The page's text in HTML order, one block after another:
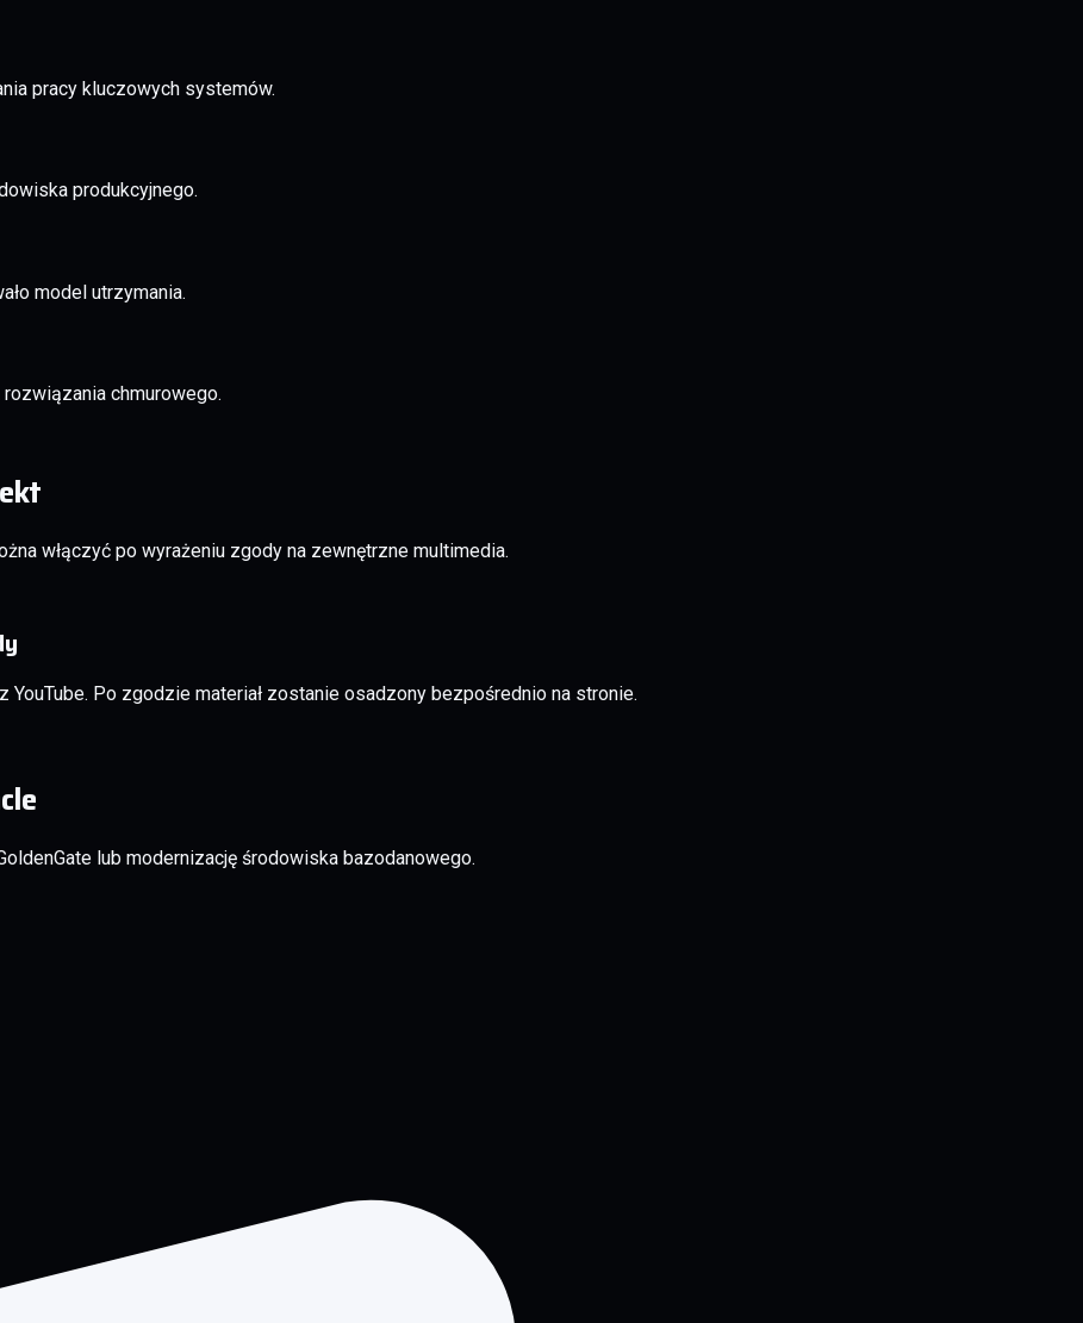
pracy kluczowych systemów.
produkcyjnego.
model utrzymania.
chmurowego.
włączyć po wyrażeniu zgody na zewnętrzne multimedia.
YouTube. Po zgodzie materiał zostanie osadzony bezpośrednio na stronie.
lub modernizację środowiska bazodanowego.